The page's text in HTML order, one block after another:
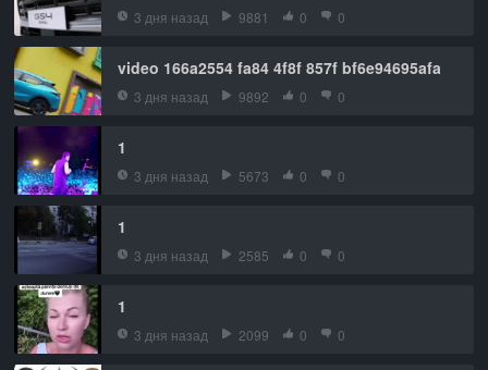
3 дня назад 9881 0 0
video 166a2554 fa84 4f8f 857f bf6e94695afa
3 дня назад 9892 0 0
1
3 дня назад 5673 0 0
1
3 дня назад 2585 0 0
1
3 дня назад 2099 0 0